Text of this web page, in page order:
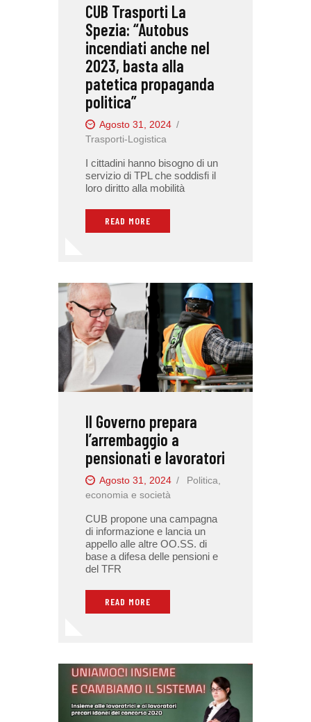
CUB Trasporti La
Spezia: “Autobus
incendiati anche nel
2023, basta alla
patetica propaganda
politica”
Agosto 31, 2024
Trasporti-Logistica
I cittadini hanno bisogno di un
servizio di TPL che soddisfi il
loro diritto alla mobilità
READ MORE
Il Governo prepara
l’arrembaggio a
pensionati e lavoratori
Agosto 31, 2024
Politica,
economia e società
CUB propone una campagna
di informazione e lancia un
appello alle altre OO.SS. di
base a difesa delle pensioni e
del TFR
READ MORE